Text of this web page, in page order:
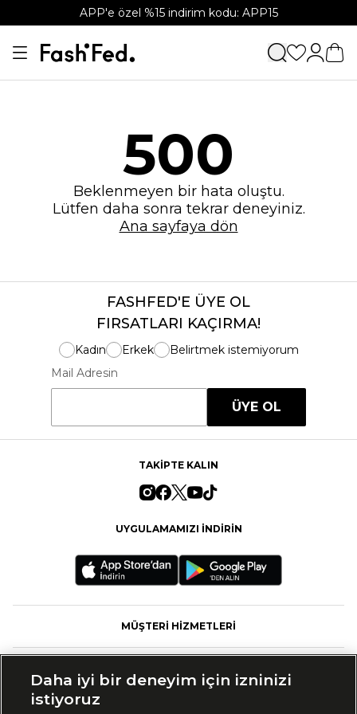
APP'e özel %15 indirim kodu: APP15
500
Beklenmeyen bir hata oluştu.
Lütfen daha sonra tekrar deneyiniz.
Ana sayfaya dön
FASHFED'E ÜYE OL
FIRSATLARI KAÇIRMA!
Kadın Erkek
Belirtmek istemiyorum
Mail Adresin
ÜYE OL
TAKİPTE KALIN
UYGULAMAMIZI İNDİRİN
MÜŞTERİ HİZMETLERİ
Daha iyi bir deneyim için izninizi
istiyoruz